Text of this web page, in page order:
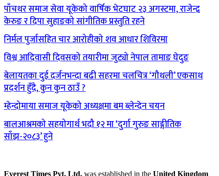
पाँचथर समाज सेवा यूकेको वार्षिक भेटघाट २३ अगस्टमा, राजेन्द्र
केरुङ र दिपा सुहाङको सांगीतिक प्रस्तुति रहने
निर्मल पुर्जासहित चार आरोहीको शव आधार शिविरमा
विश्व आदिवासी दिवसको तयारीमा जुट्यो नेपाल तामाङ घेदुङ
बेलायतका दुई दर्जनभन्दा बढी सहरमा चलचित्र ‘गौथली’ एकसाथ
प्रदर्शन हुँदै, कुन कुन ठाउँ ?
म्हेन्दोमाया समाज यूकेको अध्यक्षमा बम ब्लेन्देन चयन
बालआश्रमको सहयोगार्थ भदौ १२ मा ‘दुर्गा गुरुङ साङ्गीतिक
साँझ-२०८३’ हुने
Everest Times Pvt. Ltd. was established in the United Kingdom